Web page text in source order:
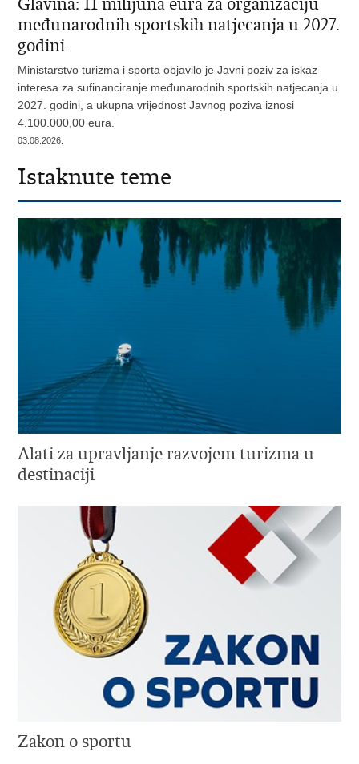
Glavina: 11 milijuna eura za organizaciju
međunarodnih sportskih natjecanja u 2027.
godini
Ministarstvo turizma i sporta objavilo je Javni poziv za iskaz
interesa za sufinanciranje međunarodnih sportskih natjecanja u
2027. godini, a ukupna vrijednost Javnog poziva iznosi
4.100.000,00 eura.
03.08.2026.
Istaknute teme
Alati za upravljanje razvojem turizma u
destinaciji
Zakon o sportu